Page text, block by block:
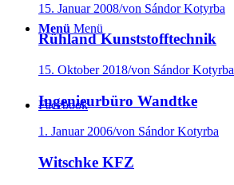
Menü Menü
Facebook
15. Januar 2008/von Sándor Kotyrba
Rühland Kunststofftechnik
15. Oktober 2018/von Sándor Kotyrba
Ingenieurbüro Wandtke
1. Januar 2006/von Sándor Kotyrba
Witschke KFZ